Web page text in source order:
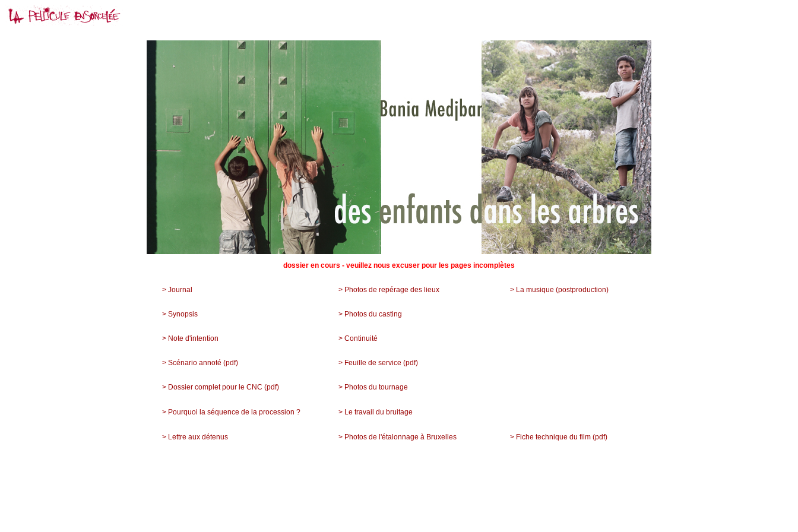
dossier en cours - veuillez nous excuser pour les pages incomplètes
> Journal > Photos de repérage des lieux > La musique (postproduction)
> Synopsis > Photos du casting
> Note d'intention > Continuité
> Scénario annoté (pdf) > Feuille de service (pdf)
> Dossier complet pour le CNC (pdf) > Photos du tournage
> Pourquoi la séquence de la procession ? > Le travail du bruitage
> Lettre aux détenus > Photos de l'étalonnage à Bruxelles > Fiche technique du film (pdf)